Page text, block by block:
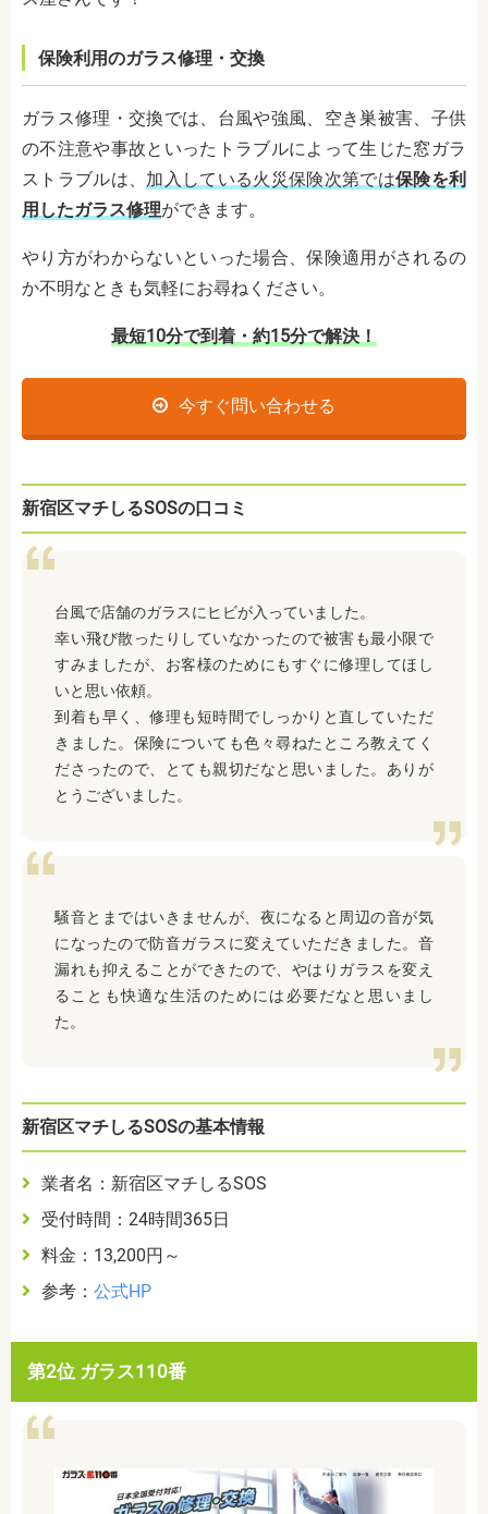
保険利用のガラス修理・交換
ガラス修理・交換では、台風や強風、空き巣被害、子供
の不注意や事故といったトラブルによって生じた窓ガラ
ストラブルは、 加入している火災保険次第では保険を利
用したガラス修理ができます。
やり方がわからないといった場合、保険適用がされるの
か不明なときも気軽にお尋ねください。
最短10分で到着・約15分で解決！
今すぐ問い合わせる
新宿区マチしるSOSの口コミ
台風で店舗のガラスにヒビが入っていました。
幸い飛び散ったりしていなかったので被害も最小限で
すみましたが、お客様のためにもすぐに修理してほし
いと思い依頼。
到着も早く、修理も短時間でしっかりと直していただ
きました。保険についても色々尋ねたところ教えてく
ださったので、とても親切だなと思いました。ありが
とうございました。
騒音とまではいきませんが、夜になると周辺の音が気
になったので防音ガラスに変えていただきました。音
漏れも抑えることができたので、やはりガラスを変え
ることも快適な生活のためには必要だなと思いまし
た。
新宿区マチしるSOSの基本情報
業者名：新宿区マチしるSOS
受付時間：24時間365日
料金：13,200円～
参考： 公式HP
第2位 ガラス110番